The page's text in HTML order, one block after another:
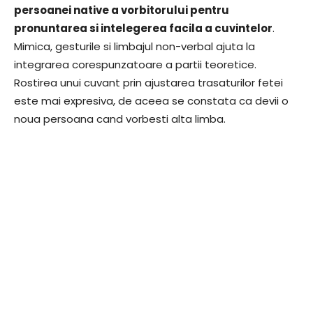
persoanei native a vorbitorului pentru
pronuntarea si intelegerea facila a cuvintelor.
Mimica, gesturile si limbajul non-verbal ajuta la
integrarea corespunzatoare a partii teoretice.
Rostirea unui cuvant prin ajustarea trasaturilor fetei
este mai expresiva, de aceea se constata ca devii o
noua persoana cand vorbesti alta limba.